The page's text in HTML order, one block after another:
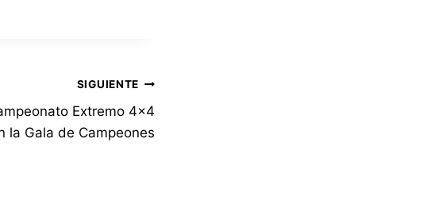
SIGUIENTE
Extremo 4×4
la Gala de Campeones